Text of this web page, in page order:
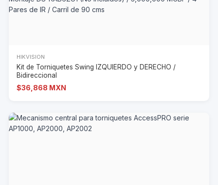
HIKVISION
Kit de Torniquetes Swing IZQUIERDO y DERECHO /
Bidireccional
$36,868 MXN